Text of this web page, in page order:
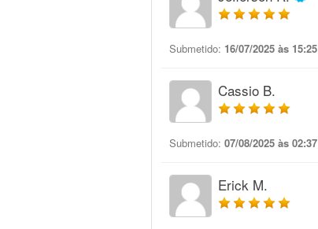
Submetido: 16/07/2025 às 15:25
Cassio B.
Submetido: 07/08/2025 às 02:37
Erick M.